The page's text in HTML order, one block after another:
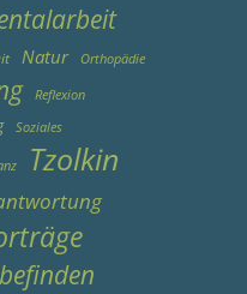
Natur Orthopädie
Reflexion
Soziales
Tzolkin